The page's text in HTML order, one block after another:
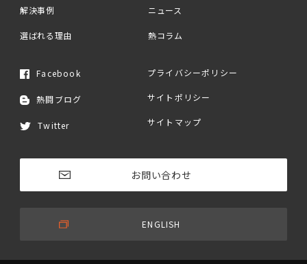
解決事例
選ばれる理由
ニュース
熱コラム
Facebook
熱闘ブログ
Twitter
お問い合わせ
ENGLISH
プライバシーポリシー
サイトポリシー
サイトマップ